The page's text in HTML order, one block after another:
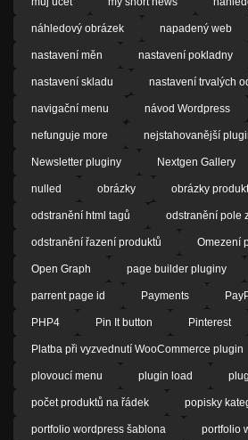
náhledový obrázek napadený web
nastavení měn nastavení pokladny
nastavení skladu nastavení trvalých
navigační menu návod Wordpress
nefunguje more nejstahovanější
Newsletter pluginy Nextgen Gallery
nulled obrázky obrázky
odstranění html tagů odstranění pole
odstranění řazení produktů Omezení
Open Graph page builder pluginy
parrent page id Payments
PHP4 Pin It button Pinterest
Platba při vyzvednutí WooCommerce plugin
plovoucí menu plugin load
počet produktů na řádek popisky
portfolio wordpress šablona portfolio